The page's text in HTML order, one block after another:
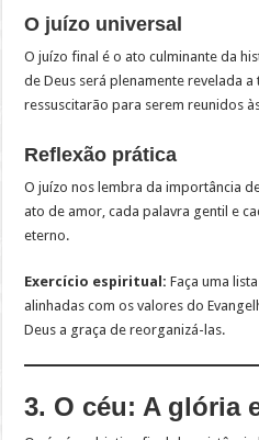
O juízo universal
O juízo final é o ato culminante da
de Deus será plenamente revelada
ressuscitarão para serem reunidos
Reflexão prática
O juízo nos lembra da importância
ato de amor, cada palavra gentil e
eterno.
Exercício espiritual: Faça uma
alinhadas com os valores do
Deus a graça de reorganizá-las.
3. O céu: A glória